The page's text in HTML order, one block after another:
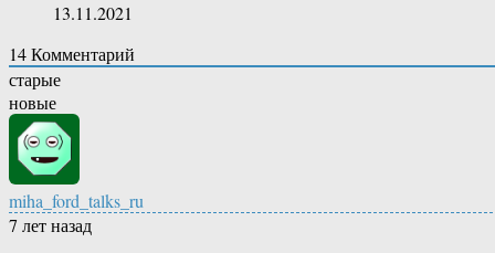
13.11.2021
14Комментарий
старые
новые
miha_ford_talks_ru
7 лет назад